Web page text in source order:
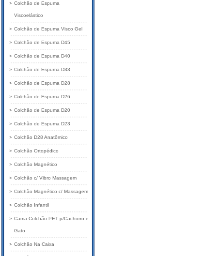
Colchão de Espuma
Viscoelástico
Colchão de Espuma Visco Gel
Colchão de Espuma D45
Colchão de Espuma D40
Colchão de Espuma D33
Colchão de Espuma D28
Colchão de Espuma D26
Colchão de Espuma D20
Colchão de Espuma D23
Colchão D28 Anatômico
Colchão Ortopédico
Colchão Magnético
Colchão c/ Vibro Massagem
Colchão Magnético c/ Massagem
Colchão Infantil
Cama Colchão PET p/Cachorro e
Gato
Colchão Na Caixa